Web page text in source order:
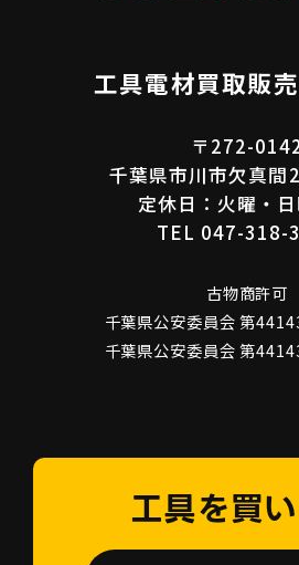
工具電材買取販
〒272-
千葉県市川市欠真間
定休日：火曜・
TEL 047-318-
古物商許可
千葉県公安委員会 第
千葉県公安委員会 第
工具を買